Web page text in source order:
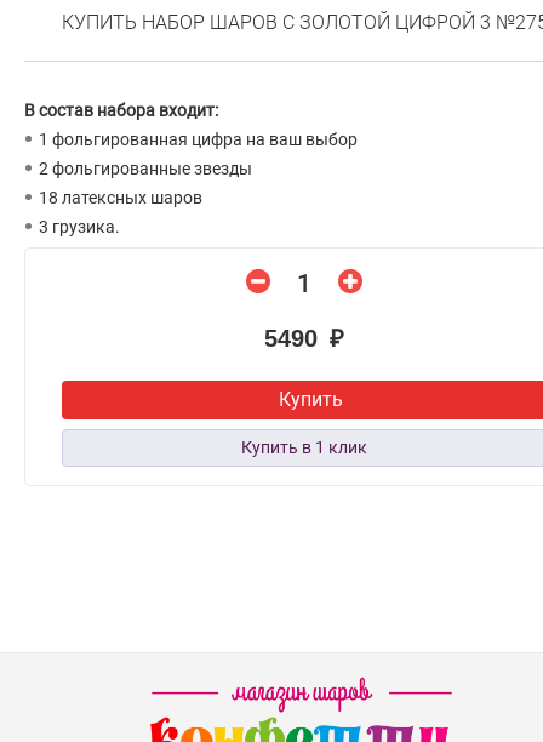
КУПИТЬ НАБОР ШАРОВ С ЗОЛОТОЙ ЦИФРОЙ 3
В состав набора входит:
1 фольгированная цифра на ваш выбор
2 фольгированные звезды
18 латексных шаров
3 грузика.
5490 ₽
Купить